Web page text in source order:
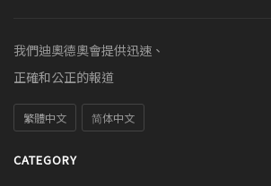
我們迪奧德奧會提供迅速、
正確和公正的報道
繁體中文 简体中文
CATEGORY